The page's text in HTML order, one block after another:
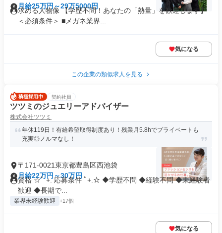
月給25万円～29万5000円
求める人物像 【学歴不問！あなたの「熱量」を歓迎します】
＜必須条件＞ ■メガネ業界...
気になる
この企業の類似求人を見る
契約社員
ツツミのジュエリーアドバイザー
株式会社ツツミ
年休119日！有給希望取得制度あり！残業月5.8hでプライベートも
充実◎ノルマなし！
〒171-0021東京都豊島区西池袋
月給22万円～30万円
資格 ☆ﾟ +. 応募条件 ﾟ+.☆ ◆学歴不問 ◆経験不問 ◆未経験者
歓迎 ◆長期で...
業界未経験歓迎 +17個
気になる